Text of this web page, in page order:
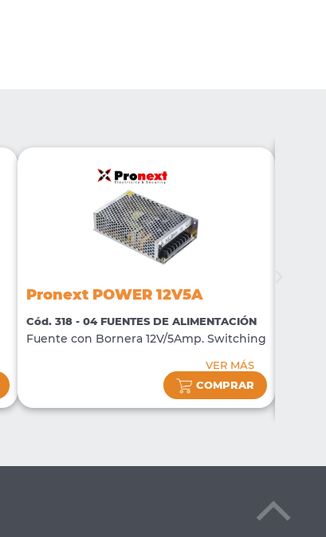
Pronext POWER 12V5A
Cód. 318 - 04 FUENTES DE ALIMENTACIÓN
Fuente con Bornera 12V/5Amp. Switching
VER MÁS
COMPRAR